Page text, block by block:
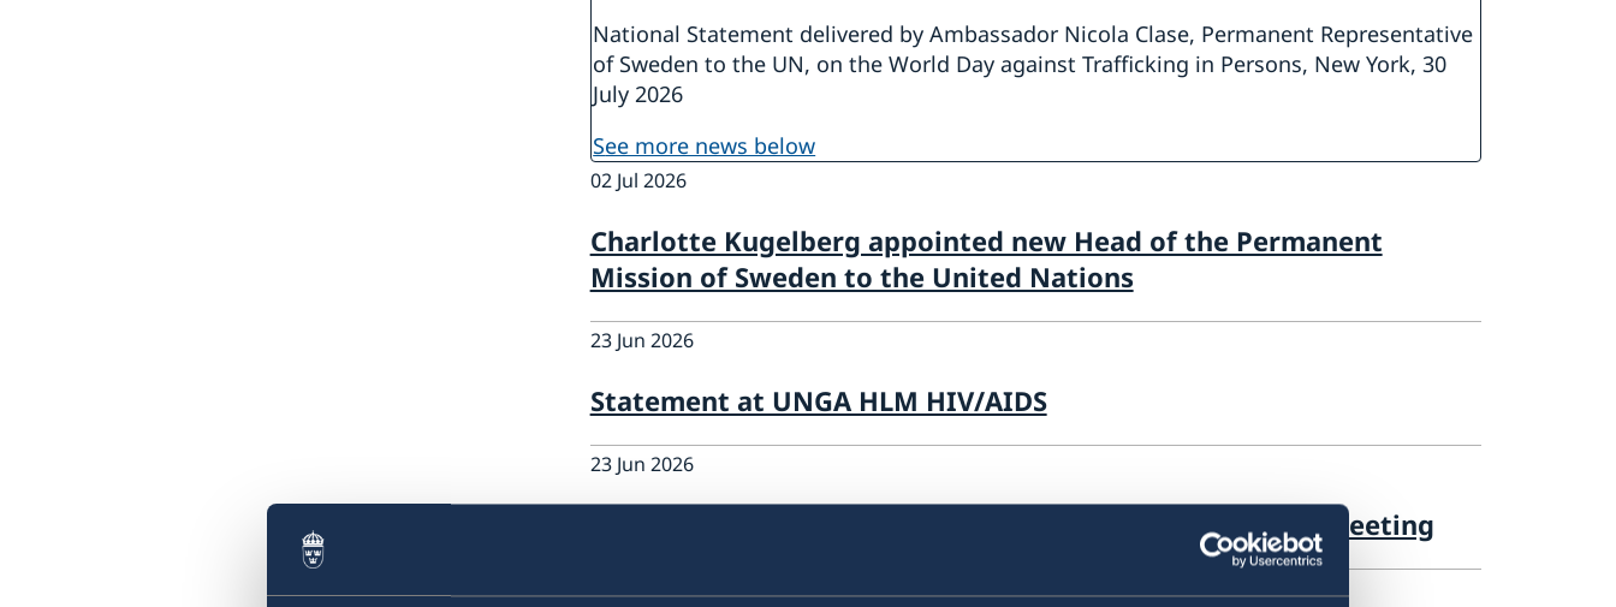
National Statement delivered by Ambassador Nicola Clase, Permanent Representative
of Sweden to the UN, on the World Day against Trafficking in Persons, New York, 30
July 2026
see more news below
02 Jul 2026
Charlotte Kugelberg appointed new Head of the Permanent
Mission of Sweden to the United Nations
23 Jun 2026
Statement at UNGA HLM HIV/AIDS
23 Jun 2026
National Statement at the UN Women Executive Board Meeting